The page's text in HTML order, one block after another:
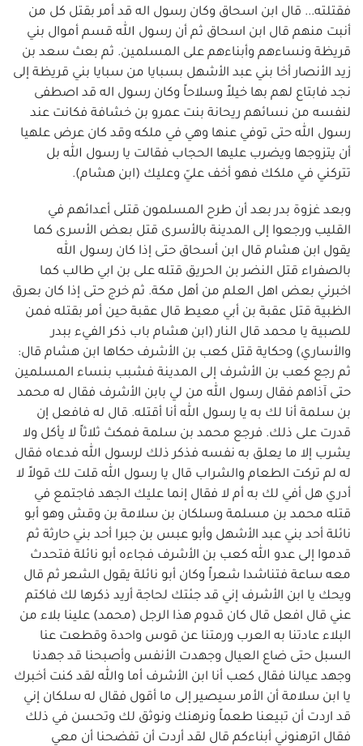
فقتلته... قال ابن اسحاق وكان رسول اله قد أمر بقتل كل من
أنبت منهم قال ابن اسحاق ثم أن رسول الله قسم أموال بني
قريظة ونساءهم وأبناءهم على المسلمين. ثم بعث سعد بن
زيد الأنصار أخا بني عبد الأشهل بسبايا من سبايا بني قريظة إلى
نجد فابتاع لهم بها خيلاً وسلاحاً وكان رسول اله قد اصطفى
لنفسه من نسائهم ريحانة بنت عمرو بن خشافة فكانت عند
رسول الله حتى توفي عنها وهي في ملكه وقد كان عرض علهيا
أن يتزوجها ويضرب عليها الحجاب فقالت يا رسول الله بل
تتركني في ملكك فهو أخف عليّ وعليك (ابن هشام).
وبعد غزوة بدر بعد أن طرح المسلمون قتلى أعدائهم في
القليب ورجعوا إلى المدينة بالأسرى قتل بعض الأسرى كما
يقول ابن هشام قال ابن أسحاق حتى إذا كان رسول الله
بالصفراء قتل النضر بن الحريق قتله على بن ابي طالب كما
اخبرني بعض اهل العلم من أهل مكة. ثم خرج حتى إذا كان بعرق
الظبية قتل عقبة بن أبي معيط قال عقبة حين أمر بقتله فمن
للصبية يا محمد قال النار (ابن هشام باب ذكر الفيء ببدر
والأساري) وحكاية قتل كعب بن الأشرف حكاها ابن هشام قال:
ثم رجع كعب بن الأشرف إلى المدينة فشبب بنساء المسلمين
حتى آذاهم فقال رسول الله من لي بابن الأشرف فقال له محمد
بن سلمة أنا لك به يا رسول الله أنا أقتله. قال له فافعل إن
قدرت على ذلك. فرجع محمد بن سلمة فمكث ثلاثاً لا يأكل ولا
يشرب إلا ما يعلق به نفسه فذكر ذلك لرسول الله فدعاه فقال
له لم تركت الطعام والشراب قال يا رسول الله قلت لك قولاً لا
أدري هل أفي لك به أم لا فقال إنما عليك الجهد فاجتمع في
قتله محمد بن مسلمة وسلكان بن سلامة بن وقش وهو أبو
نائلة أحد بني عبد الأشهل وأبو عبس بن جبرا أحد بني حارثة ثم
قدموا إلى عدو الله كعب بن الأشرف فجاءه أبو نائلة فتحدث
معه ساعة فتناشدا شعراً وكان أبو نائلة يقول الشعر ثم قال
ويحك يا ابن الأشرف إني قد جئتك لحاجة أريد ذكرها لك فاكتم
عني قال افعل قال كان قدوم هذا الرجل (محمد) علينا بلاء من
البلاء عادتنا به العرب ورمتنا عن قوس واحدة وقطعت عنا
السبل حتى ضاع العيال وجهدت الأنفس وأصبحنا قد جهدنا
وجهد عيالنا فقال كعب أنا ابن الأشرف أما والله لقد كنت أخبرك
يا ابن سلامة أن الأمر سيصير إلى ما أقول فقال له سلكان إني
قد اردت أن تبيعنا طعماً ونرهنك ونوثق لك وتحسن في ذلك
فقال اترهنوني أبناءكم قال لقد أردت أن تفضحنا أن معي